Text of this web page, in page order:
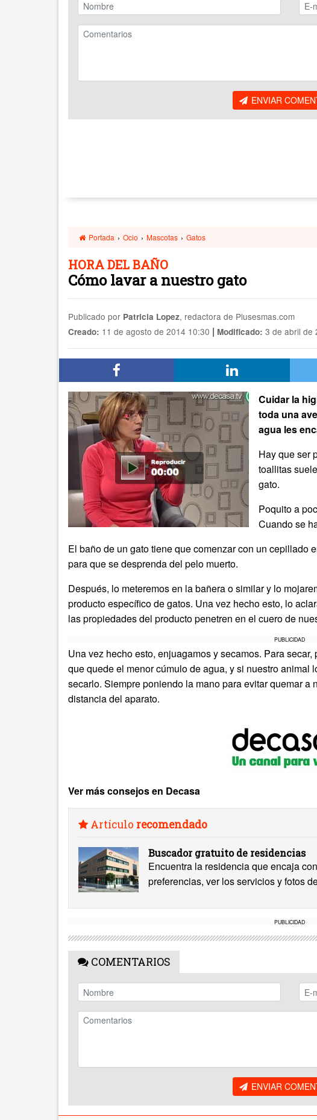
ENVIAR
Portada › Ocio › Mascotas › Gatos
HORA DEL BAÑO
Cómo lavar a nuestro gato
Publicado por Patricia Lopez, redactora de Plusesmas.com
Creado: 11 de agosto de 2014 10:30 | Modificado: 3 de abril de
Cuidar la
toda una
agua les
Hay que ser
toallitas
gato.
Poquito a
Cuando se
El baño de un gato tiene que comenzar con un cepillado
para que se desprenda del pelo muerto.
Después, lo meteremos en la bañera o similar y lo
producto específico de gatos. Una vez hecho esto, lo
las propiedades del producto penetren en el cuero de
PUBLICIDAD
Una vez hecho esto, enjuagamos y secamos. Para
que quede el menor cúmulo de agua, y si nuestro animal
secarlo. Siempre poniendo la mano para evitar quemar a
distancia del aparato.
Ver más consejos en Decasa
Artículo recomendado
Buscador gratuito de residencias
Encuentra la residencia que encaja
preferencias, ver los servicios y fotos
PUBLICIDAD
COMENTARIOS
ENVIAR